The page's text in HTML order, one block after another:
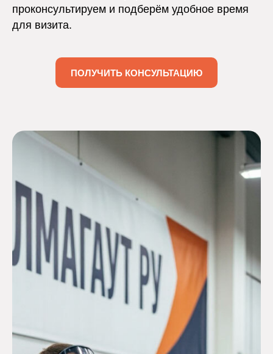
проконсультируем и подберём удобное время
для визита.
ПОЛУЧИТЬ КОНСУЛЬТАЦИЮ